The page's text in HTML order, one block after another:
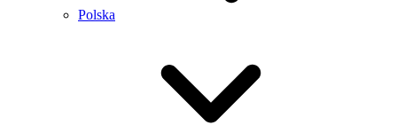
Polska